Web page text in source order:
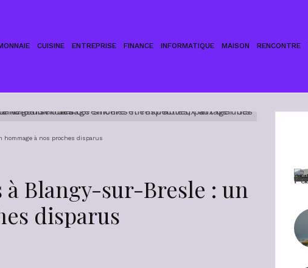
CUISINE ENTREPRISE FINANCE INFORMATIQUE MAISON RENCONTRE
hommage à nos proches disparus
Blangy-sur-Bresle : un
disparus